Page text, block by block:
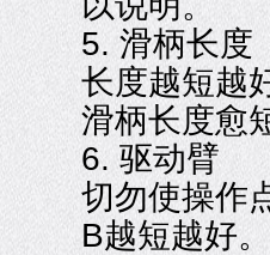
5. 滑柄长度
长度越短越
滑柄长度愈
6. 驱动臂
切勿使操作
B越短越好。